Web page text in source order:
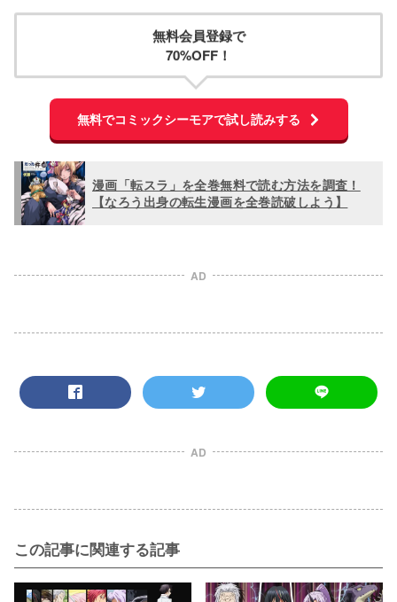
無料会員登録で
70%OFF！
無料でコミックシーモアで試し読みする
漫画「転スラ」を全巻無料で読む方法を調査！
【なろう出身の転生漫画を全巻読破しよう】
AD
AD
この記事に関連する記事